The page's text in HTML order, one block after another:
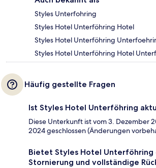
Styles Unterfohring
Styles Hotel Unterföhring Hotel
Styles Hotel Unterföhring
Styles Hotel Unterföhring Hotel
Häufig gestellte Fragen
Ist Styles Hotel Unterföhring
Diese Unterkunft ist vom 3. Dezember
2024 geschlossen (Änderungen
Bietet Styles Hotel Unterföhring
Stornierung und vollständige